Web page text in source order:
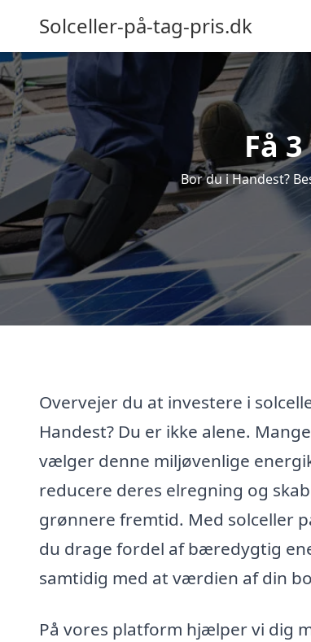
Solceller-på-tag-pris.dk
Få
Bor du i Handest?
Overvejer du at investere i
Handest? Du er ikke alene.
vælger denne miljøvenlige
reducere deres elregning og
grønnere fremtid. Med solceller
du drage fordel af bæredygtig
samtidig med at værdien af din
På vores platform hjælper vi dig